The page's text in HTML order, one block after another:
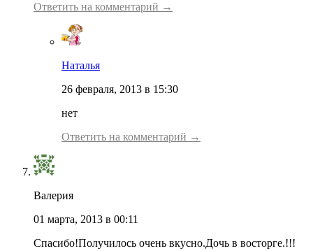
Ответить на комментарий →
Наталья
26 февраля, 2013 в 15:30
нет
Ответить на комментарий →
Валерия
01 марта, 2013 в 00:11
Спасибо!Получилось очень вкусно.Дочь в восторге.!!!